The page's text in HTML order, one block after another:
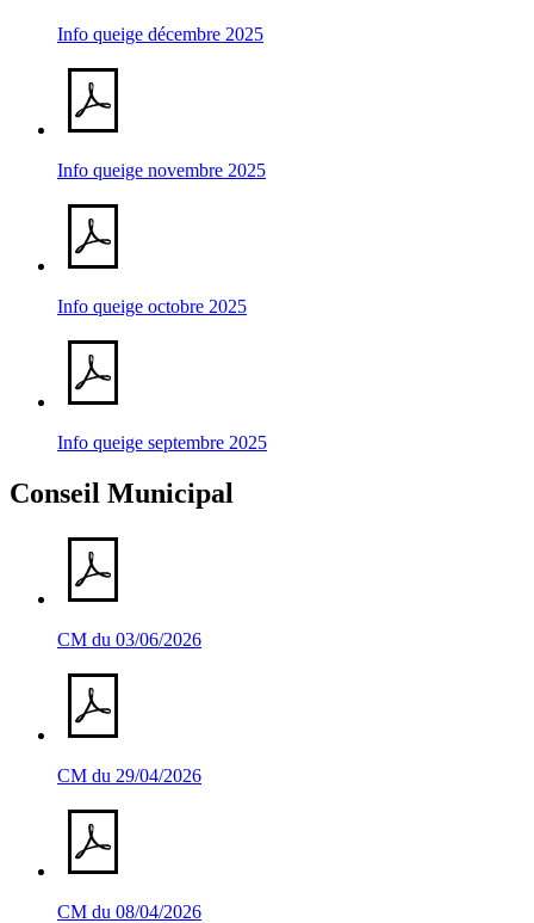
Info queige décembre 2025
Info queige novembre 2025
Info queige octobre 2025
Info queige septembre 2025
Conseil Municipal
CM du 03/06/2026
CM du 29/04/2026
CM du 08/04/2026